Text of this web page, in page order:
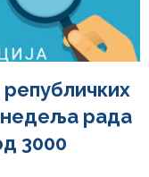
недеља рада
3000